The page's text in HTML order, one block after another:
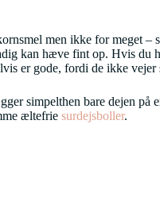
men ikke for meget –
kan hæve fint op. Hvis du
er gode, fordi de ikke
simpelthen bare dejen
æltefrie surdejsboller.